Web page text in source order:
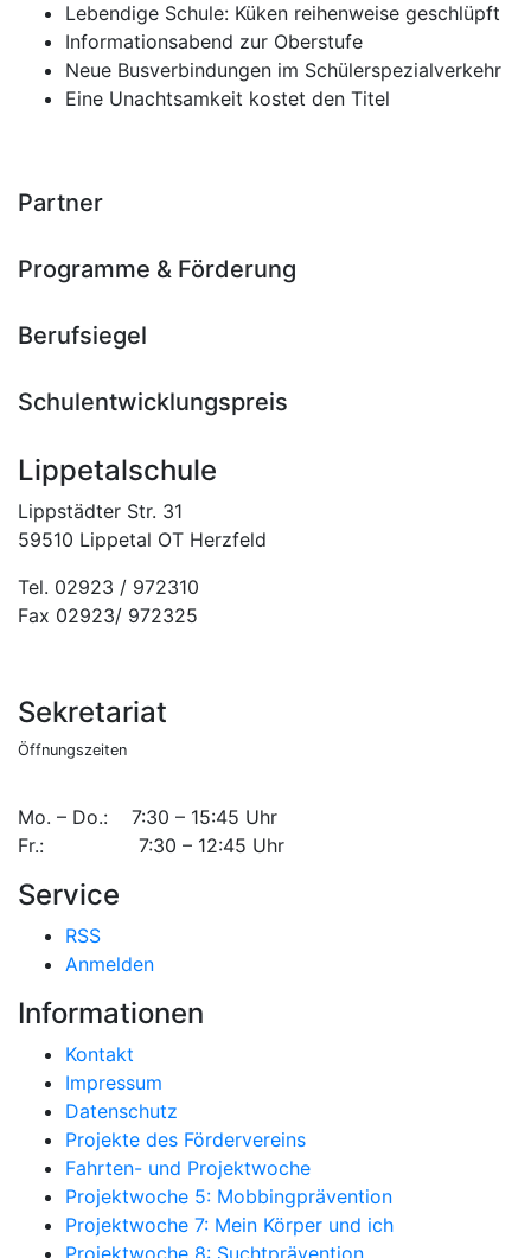
Lebendige Schule: Küken reihenweise geschlüpft
Informationsabend zur Oberstufe
Neue Busverbindungen im Schülerspezialverkehr
Eine Unachtsamkeit kostet den Titel
Partner
Programme & Förderung
Berufsiegel
Schulentwicklungspreis
Lippetalschule
Lippstädter Str. 31
59510 Lippetal OT Herzfeld
Tel. 02923 / 972310
Fax 02923/ 972325
Sekretariat
Öffnungszeiten
Mo. – Do.: 7:30 – 15:45 Uhr
Fr.: 7:30 – 12:45 Uhr
Service
RSS
Anmelden
Informationen
Kontakt
Impressum
Datenschutz
Projekte des Fördervereins
Fahrten- und Projektwoche
Projektwoche 5: Mobbingprävention
Projektwoche 7: Mein Körper und ich